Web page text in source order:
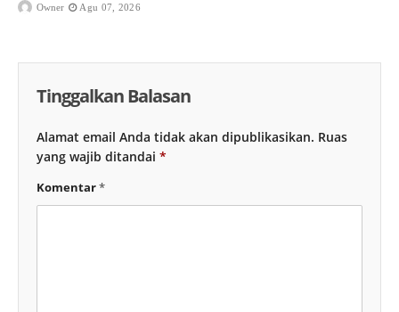
Owner Agu 07, 2026
Tinggalkan Balasan
Alamat email Anda tidak akan dipublikasikan. Ruas
yang wajib ditandai *
Komentar*